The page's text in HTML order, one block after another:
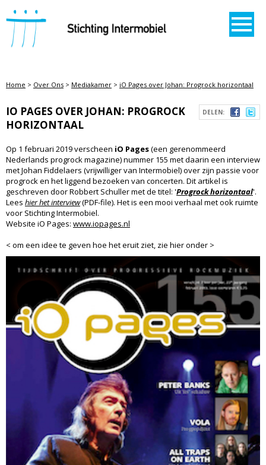
STICHTING INTERMOBIEL
Home > Over Ons > Mediakamer > iO Pages over Johan: Progrock horizontaal
DELEN:
IO PAGES OVER JOHAN: PROGROCK
HORIZONTAAL
Op 1 februari 2019 verscheen iO Pages(een gerenommeerd
Nederlands progrock magazine) nummer 155 met daarin een interview
met Johan Fiddelaers (vrijwilliger van Intermobiel) over zijn passie voor
progrock en het liggend bezoeken van concerten. Dit artikel is
geschreven door Robbert Schuller met de titel: 'Progrock horizontaal'.
Lees hier het interview(PDF-file). Het is een mooi verhaal met ook ruimte
voor Stichting Intermobiel.
Website iO Pages: www.iopages.nl
< om een idee te geven hoe het eruit ziet, zie hier onder >